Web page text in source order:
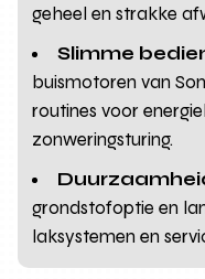
geheel en strakke
Slimme
buismotoren van
routines voor
zonweringsturing.
grondstofoptie en
laksystemen en